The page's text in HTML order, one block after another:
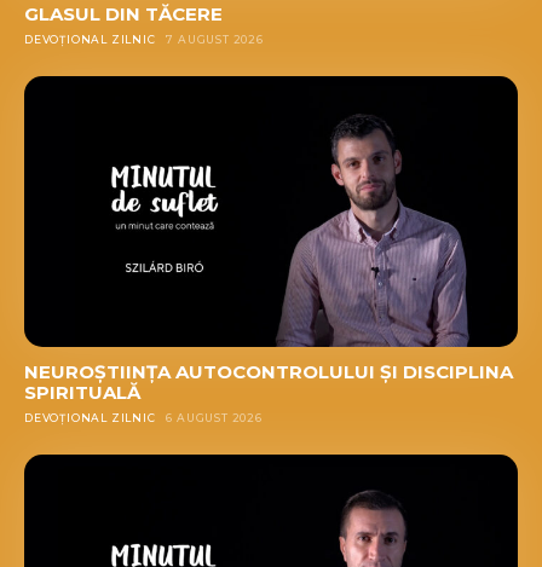
GLASUL DIN TĂCERE
DEVOȚIONAL ZILNIC 7 AUGUST 2026
NEUROȘTIINȚA AUTOCONTROLULUI ȘI DISCIPLINA
SPIRITUALĂ
DEVOȚIONAL ZILNIC 6 AUGUST 2026